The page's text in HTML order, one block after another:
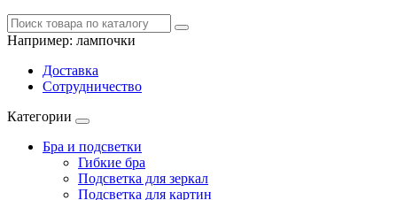
Например: лампочки
Доставка
Сотрудничество
Категории
Бра и подсветки
Гибкие бра
Подсветка для зеркал
Подсветка для картин